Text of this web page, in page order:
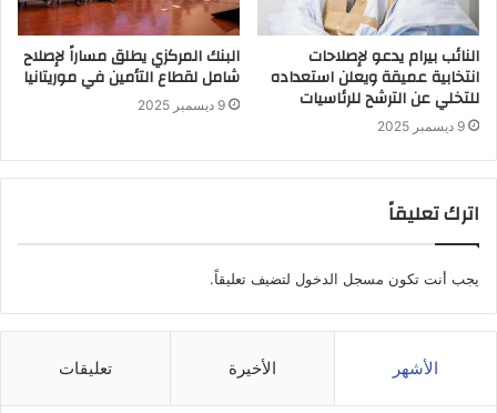
النائب بيرام يدعو لإصلاحات
انتخابية عميقة ويعلن استعداده
للتخلي عن الترشح للرئاسيات
9 ديسمبر 2025
البنك المركزي يطلق مساراً لإصلاح
شامل لقطاع التأمين في موريتانيا
9 ديسمبر 2025
اترك تعليقاً
يجب أنت تكون مسجل الدخول لتضيف تعليقاً.
الأشهر الأخيرة تعليقات